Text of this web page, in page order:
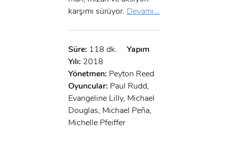
karşımı sürüyor. Devamı...
Süre: 118 dk.
Yapım
Yılı: 2018
Yönetmen: Peyton Reed
Oyuncular: Paul Rudd,
Evangeline Lilly, Michael
Douglas, Michael Peña,
Michelle Pfeiffer